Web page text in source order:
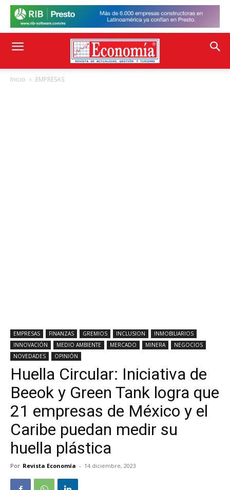
Inicio EMPRESAS
EMPRESAS FINANZAS GREMIOS INCLUSION
INMOBILIARIOS
INNOVACIÓN
MEDIO AMBIENTE MERCADO MINERA
NEGOCIOS
NOVEDADES
OPINIÓN
Huella Circular: Iniciativa de
Beeok y Green Tank logra que
21 empresas de México y el
Caribe puedan medir su
huella plástica
Por Revista Economía - 14 diciembre, 2023